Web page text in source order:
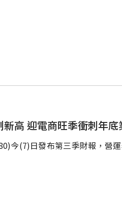
高 迎電商旺季衝刺年底
今(7)日發布第三季財報，營